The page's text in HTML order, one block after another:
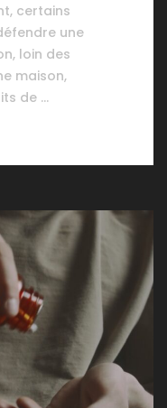
certains
une
loin des
maison,
de …